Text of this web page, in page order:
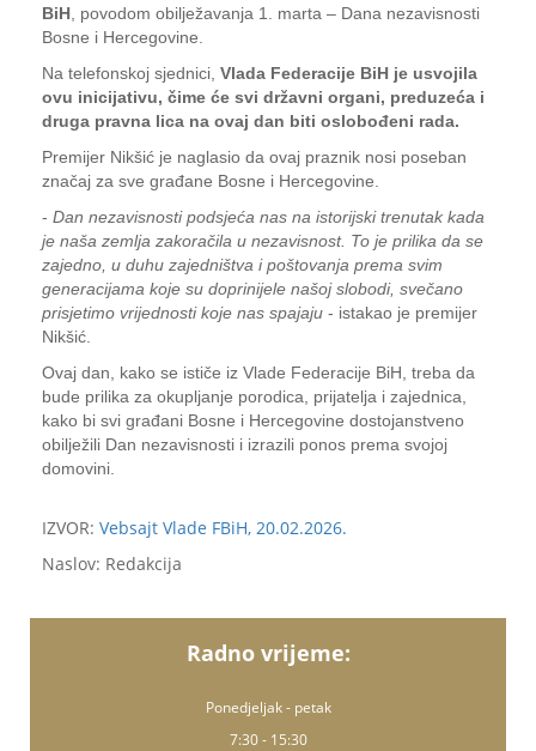
BiH , povodom obilježavanja 1. marta – Dana nezavisnosti
Bosne i Hercegovine.
Na telefonskoj sjednici, Vlada Federacije BiH je usvojila
ovu inicijativu, čime će svi državni organi, preduzeća i
druga pravna lica na ovaj dan biti oslobođeni rada.
Premijer Nikšić je naglasio da ovaj praznik nosi poseban
značaj za sve građane Bosne i Hercegovine.
- Dan nezavisnosti podsjeća nas na istorijski trenutak kada
je naša zemlja zakoračila u nezavisnost. To je prilika da se
zajedno, u duhu zajedništva i poštovanja prema svim
generacijama koje su doprinijele našoj slobodi, svečano
prisjetimo vrijednosti koje nas spajaju - istakao je premijer
Nikšić.
Ovaj dan, kako se ističe iz Vlade Federacije BiH, treba da
bude prilika za okupljanje porodica, prijatelja i zajednica,
kako bi svi građani Bosne i Hercegovine dostojanstveno
obilježili Dan nezavisnosti i izrazili ponos prema svojoj
domovini.
IZVOR: Vebsajt Vlade FBiH, 20.02.2026.
Naslov: Redakcija
Radno vrijeme:
Ponedjeljak - petak
7:30 - 15:30